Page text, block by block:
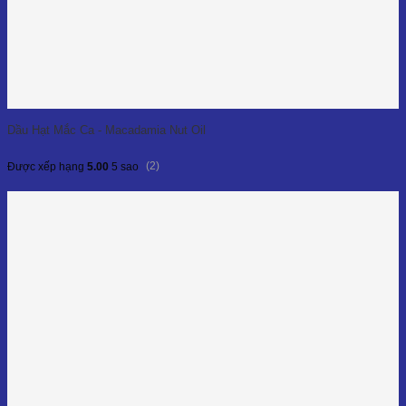
Dầu Hạt Mắc Ca - Macadamia Nut Oil
Được xếp hạng 5.00 5 sao (2)